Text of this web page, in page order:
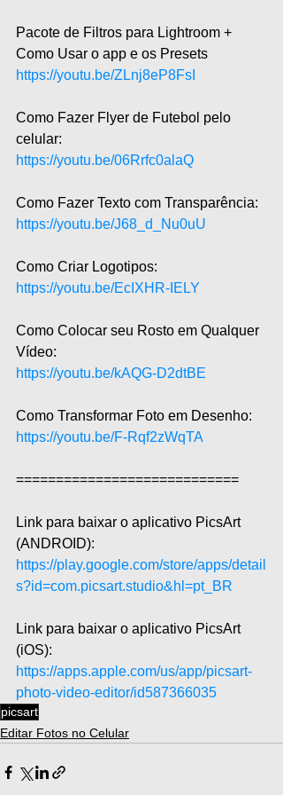
Pacote de Filtros para Lightroom +
Como Usar o app e os Presets
https://youtu.be/ZLnj8eP8FsI
Como Fazer Flyer de Futebol pelo
celular:
https://youtu.be/06Rrfc0alaQ
Como Fazer Texto com Transparência:
https://youtu.be/J68_d_Nu0uU
Como Criar Logotipos:
https://youtu.be/EcIXHR-IELY
Como Colocar seu Rosto em Qualquer
Vídeo:
https://youtu.be/kAQG-D2dtBE
Como Transformar Foto em Desenho:
https://youtu.be/F-Rqf2zWqTA
============================
Link para baixar o aplicativo PicsArt
(ANDROID):
https://play.google.com/store/apps/detail
s?id=com.picsart.studio&hl=pt_BR
Link para baixar o aplicativo PicsArt
(iOS):
https://apps.apple.com/us/app/picsart-
photo-video-editor/id587366035
picsart
Editar Fotos no Celular